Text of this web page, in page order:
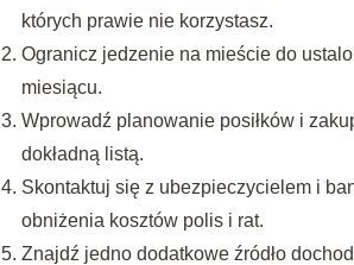
których prawie nie korzystasz.
Ogranicz jedzenie na mieście do
miesiącu.
Wprowadź planowanie posiłków i
dokładną listą.
Skontaktuj się z ubezpieczycielem i
obniżenia kosztów polis i rat.
Znajdź jedno dodatkowe źródło